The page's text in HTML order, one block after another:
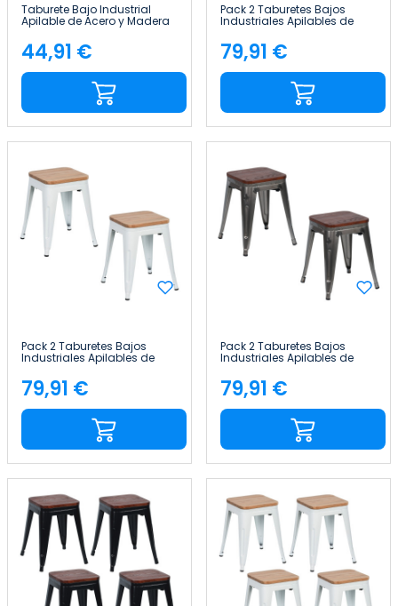
Taburete Bajo Industrial
Apilable de Acero y Madera
38x38x46cm Thinia Home
Precio
44,91 €
Pack 2 Taburetes Bajos
Industriales Apilables de
Acero y Madera
38x38x46cm Thinia Home
Precio
79,91 €
Pack 2 Taburetes Bajos
Industriales Apilables de
38x38x46cm Thinia Home
Precio
79,91 €
Pack 2 Taburetes Bajos
Industriales Apilables de
38x38x46cm Thinia Home
Precio
79,91 €